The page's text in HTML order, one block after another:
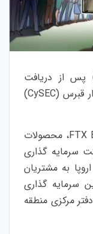
پس از دریافت
قبرس (CySEC
)
FTX، محصولات
سرمایه گذاری
به مشتریان
سرمایه گذاری
مرکزی منطقه